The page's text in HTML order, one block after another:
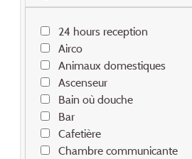
24 hours reception
Airco
Animaux domestiques
Ascenseur
Bain où douche
Bar
Cafetière
Chambre communicante